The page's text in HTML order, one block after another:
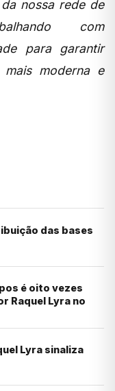
nossa rede de
com
para garantir
moderna e
das bases
é oito vezes
Raquel Lyra no
Lyra sinaliza